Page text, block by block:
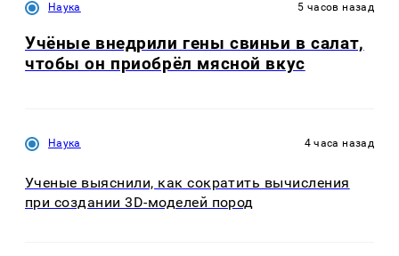
Наука 5 часов назад
Учёные внедрили гены свиньи в салат,
чтобы он приобрёл мясной вкус
Наука 4 часа назад
Ученые выяснили, как сократить вычисления
при создании 3D-моделей пород